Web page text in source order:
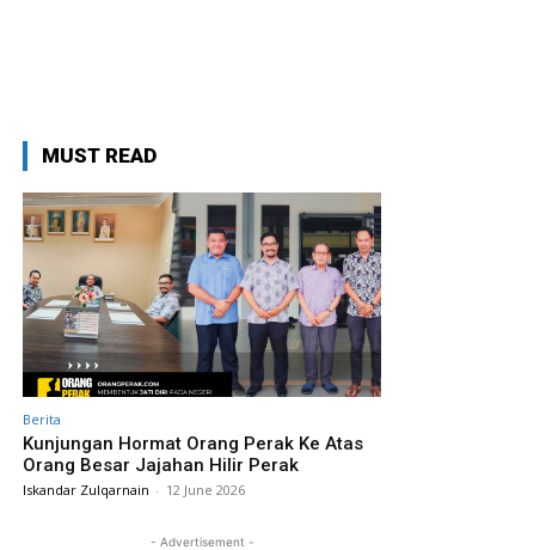
MUST READ
Berita
Kunjungan Hormat Orang Perak Ke Atas
Orang Besar Jajahan Hilir Perak
Iskandar Zulqarnain - 12 June 2026
- Advertisement -